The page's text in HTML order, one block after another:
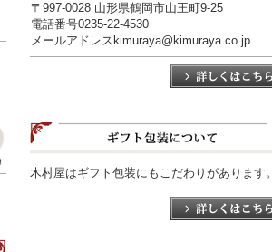
〒997-0028 山形県鶴岡市山王町9-25
電話番号0235-22-4530
メールアドレスkimuraya@kimuraya.co.jp
木村屋はギフト包装にもこだわりがあります。